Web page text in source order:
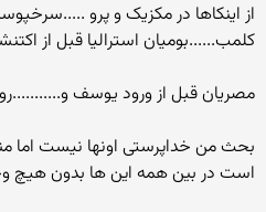
از اینکاها در مکزیک و پرو
کلمب......بومیان استرالیا قبل از
مصریان قبل از ورود یوسف
بحث من خداپرستی اونها نیست
است در بین همه این ها بدون هیچ